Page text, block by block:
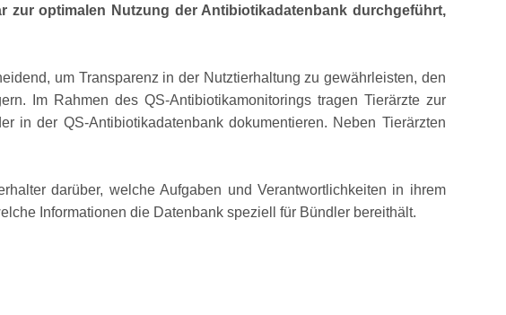
zur optimalen Nutzung der Antibiotikadatenbank durchgeführt,
um Transparenz in der Nutztierhaltung zu gewährleisten, den
Im Rahmen des QS-Antibiotikamonitorings tragen Tierärzte zur
in der QS-Antibiotikadatenbank dokumentieren. Neben Tierärzten
darüber, welche Aufgaben und Verantwortlichkeiten in ihrem
Informationen die Datenbank speziell für Bündler bereithält.